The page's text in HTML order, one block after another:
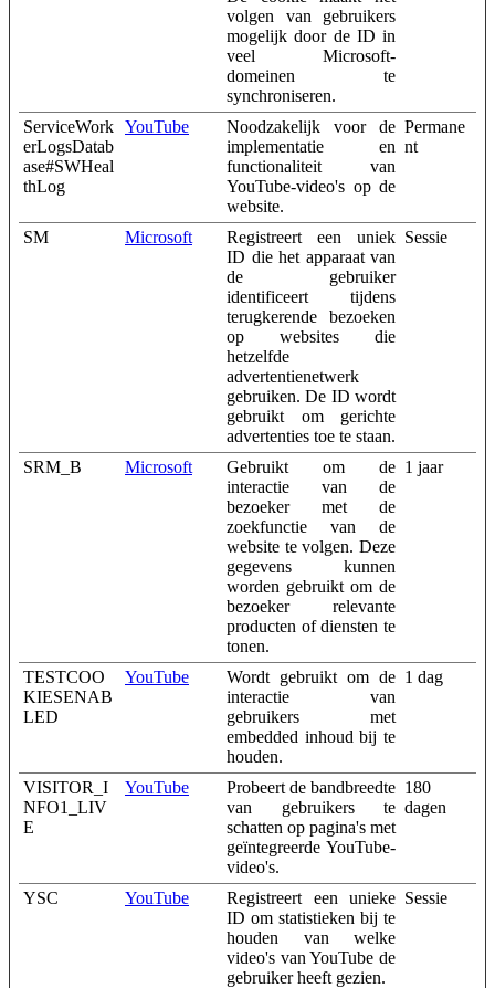
volgen van gebruikers
mogelijk door de ID in
veel Microsoft-
domeinen te
synchroniseren.
ServiceWork
erLogsDatab
ase#SWHeal
thLog
YouTube
Noodzakelijk voor de
implementatie en
functionaliteit van
YouTube-video's op de
website.
Permane
nt
SM Microsoft
Registreert een uniek
ID die het apparaat van
de gebruiker
identificeert tijdens
terugkerende bezoeken
op websites die
hetzelfde
advertentienetwerk
gebruiken. De ID wordt
gebruikt om gerichte
advertenties toe te staan.
Sessie
SRM_B Microsoft
Gebruikt om de
interactie van de
bezoeker met de
zoekfunctie van de
website te volgen. Deze
gegevens kunnen
worden gebruikt om de
bezoeker relevante
producten of diensten te
tonen.
1 jaar
TESTCOO
KIESENAB
LED
YouTube
Wordt gebruikt om de
interactie van
gebruikers met
embedded inhoud bij te
houden.
1 dag
VISITOR_I
NFO1_LIV
E
YouTube
Probeert de bandbreedte
van gebruikers te
schatten op pagina's met
geïntegreerde YouTube-
video's.
180
dagen
YSC YouTube
Registreert een unieke
ID om statistieken bij te
houden van welke
video's van YouTube de
gebruiker heeft gezien.
Sessie